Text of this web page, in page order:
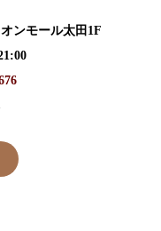
ンモール太田1F